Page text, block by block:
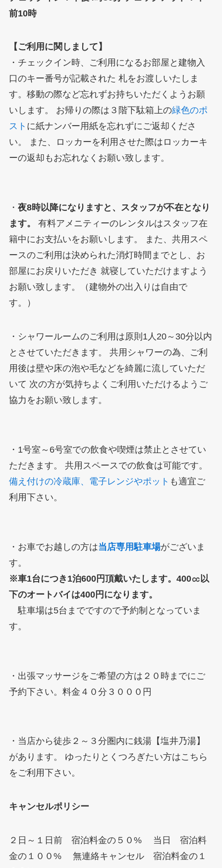
前10時
【ご利用に関しまして】
・チェックイン時、ご利用になるお部屋と建物入
口のキー番号が記載された 札をお渡しいたしま
す。移動の際など忘れずお持ちいただくようお願
いします。 お帰りの際は３階下駄箱上の緑色のポ
スト に紙ナンバー用紙を忘れずにご返却くださ
い。 また、ロッカーを利用させた際はロッカーキ
ーの返却もお忘れなくお願い致します。
・ 夜8時以降になりますと、スタッフが不在となり
ます。
有料アメニティーのレンタルはスタッフ在
籍中にお支払いをお願いします。 また、共用スペ
ースのご利用は決められた消灯時間までとし、お
部屋にお戻りいただき 就寝していただけますよう
お願い致します。（建物外の出入りは自由で
す。）
・シャワールームのご利用は原則1人20～30分以内
とさせていただきます。 共用シャワーの為、ご利
用後は壁や床の泡や毛などを綺麗に流していただ
いて 次の方が気持ちよくご利用いただけるようご
協力をお願い致します。
・1号室～6号室での飲食や喫煙は禁止とさせてい
ただきます。 共用スペースでの飲食は可能です。
備え付けの冷蔵庫、電子レンジやポット も適宜ご
利用下さい。
・お車でお越しの方は当店専用駐車場がございま
す。
※車1台につき1泊600円頂戴いたします。400㏄以
下のオートバイは400円になります。
駐車場は5台までですので予約制となっていま
す。
・出張マッサージをご希望の方は２０時までにご
予約下さい。料金４０分３０００円
・当店から徒歩２～３分圏内に銭湯【塩井乃湯】
があります。 ゆったりとくつろぎたい方はこちら
をご利用下さい。
キャンセルポリシー
２日～１日前 宿泊料金の５０% 当日 宿泊料
金の１００% 無連絡キャンセル 宿泊料金の１